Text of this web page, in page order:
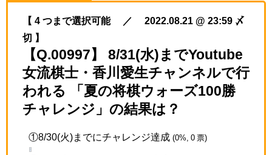
【 4 つまで選択可能 ／ 2022.08.21 @ 23:59 〆
切 】
【Q.00997】 8/31(水)までYoutube
女流棋士・香川愛生チャンネルで行
われる 「夏の将棋ウォーズ100勝
チャレンジ」の結果は？
①8/30(火)までにチャレンジ達成 (0%, 0 票)